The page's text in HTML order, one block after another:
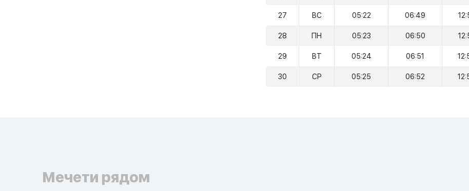
27 ВС 05:22 06:49
28 ПН 05:23 06:50
29 ВТ 05:24 06:51
30 СР 05:25 06:52
Мечети рядом